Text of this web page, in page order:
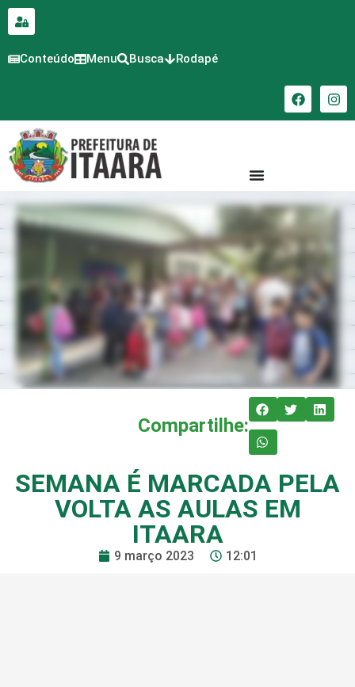
conteúdo
Conteúdo Menu Busca Rodapé
Compartilhe:
SEMANA É MARCADA PELA
VOLTA AS AULAS EM
ITAARA
9 março 2023 12:01